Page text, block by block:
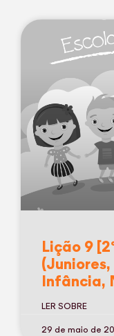
Lição 9
Infância,
LER SOBRE
29 de maio de